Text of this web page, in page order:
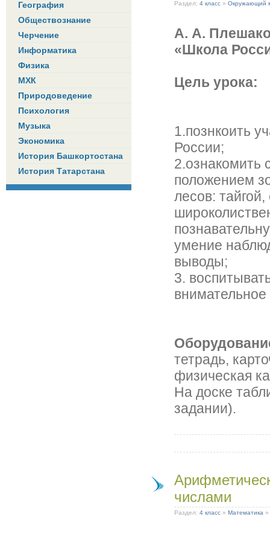
География
Обществознание
Черчение
Информатика
Физика
МХК
Природоведение
Психология
Музыка
Экономика
История Башкортостана
История Татарстана
Раздел: 4 класс » Окружающий
А. А.
«Школа
Цель урока:
1.познкоить
России;
2.ознакомить
положением
лесов:
умение
выводы;
3.
тетрадь,
физическая
На доске
задании).
числами
Раздел: 4 класс » Математика »